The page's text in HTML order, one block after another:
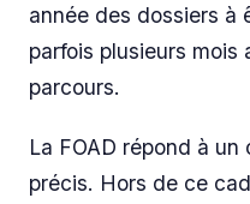
année des dossiers à
parfois plusieurs mois
parcours.
La FOAD répond à
précis. Hors de ce